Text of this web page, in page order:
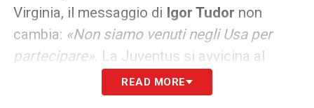
Virginia, il messaggio di Igor Tudor non
cambia: «Non siamo venuti negli Usa per
partecipare». La Juventus si avvicina al
Mondiale per Club
croato ha le idee chiarissime su come
READ MORE